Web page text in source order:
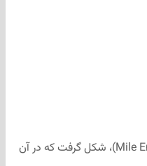
شعبه‌ی مونترال سازمان صدای مستقل یهودیان (IJV) روز گذشته یک رویداد در همبستگی با غزه سازمان‌دهی کرد و طی آن یک تجمع اجتماعی در خیابان دو پارک در منطقه‌ی مایل اند (Mile End)، شکل گرفت که در آن